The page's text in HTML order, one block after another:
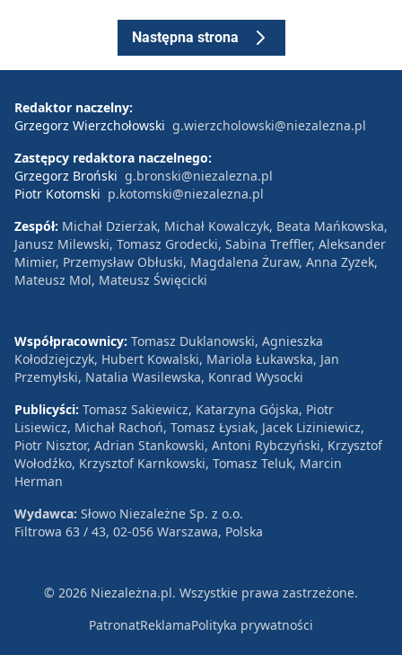
Następna strona
Redaktor naczelny:
Grzegorz Wierzchołowski g.wierzcholowski@niezalezna.pl
Zastępcy redaktora naczelnego:
Grzegorz Broński g.bronski@niezalezna.pl
Piotr Kotomski p.kotomski@niezalezna.pl
Zespół: Michał Dzierżak, Michał Kowalczyk, Beata Mańkowska,
Janusz Milewski, Tomasz Grodecki, Sabina Treffler, Aleksander
Mimier, Przemysław Obłuski, Magdalena Żuraw, Anna Zyzek,
Mateusz Mol, Mateusz Święcicki
Współpracownicy: Tomasz Duklanowski, Agnieszka
Kołodziejczyk, Hubert Kowalski, Mariola Łukawska, Jan
Przemyłski, Natalia Wasilewska, Konrad Wysocki
Publicyści: Tomasz Sakiewicz, Katarzyna Gójska, Piotr
Lisiewicz, Michał Rachoń, Tomasz Łysiak, Jacek Liziniewicz,
Piotr Nisztor, Adrian Stankowski, Antoni Rybczyński, Krzysztof
Wołodźko, Krzysztof Karnkowski, Tomasz Teluk, Marcin
Herman
Wydawca: Słowo Niezależne Sp. z o.o.
Filtrowa 63 / 43, 02-056 Warszawa, Polska
© 2026 Niezależna.pl. Wszystkie prawa zastrzeżone.
PatronatReklamaPolityka prywatności